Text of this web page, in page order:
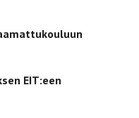
EIT:een